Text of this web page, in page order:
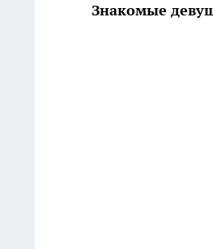
Знакомые